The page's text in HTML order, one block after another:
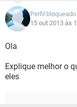
Perfil bloqueado
15 out 2013 às
Ola
Explique melhor o
eles